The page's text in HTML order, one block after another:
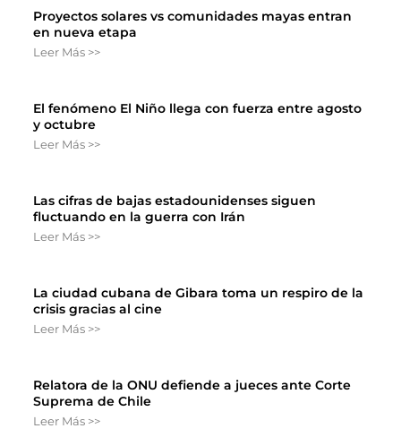
Proyectos solares vs comunidades mayas entran
en nueva etapa
Leer Más >>
El fenómeno El Niño llega con fuerza entre agosto
y octubre
Leer Más >>
Las cifras de bajas estadounidenses siguen
fluctuando en la guerra con Irán
Leer Más >>
La ciudad cubana de Gibara toma un respiro de la
crisis gracias al cine
Leer Más >>
Relatora de la ONU defiende a jueces ante Corte
Suprema de Chile
Leer Más >>